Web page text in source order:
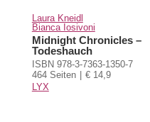
Laura Kneidl
Bianca Iosivoni
Midnight Chronicles –
Todeshauch
ISBN 978-3-7363-1350-7
464 Seiten
€ 14,9
LYX